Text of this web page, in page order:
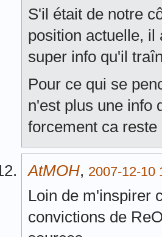
S'il était de notre
position actuelle, il
super info qu'il
Pour ce qui se
n'est plus une info
forcement ca
AtMOH, 2007-12-10
Loin de m'inspirer
convictions de